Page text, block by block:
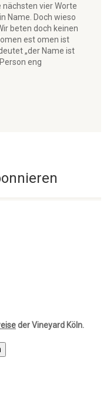
nächsten vier Worte
Name. Doch wieso
beten doch keinen
est omen ist
„der Name ist
eng
der Vineyard Köln.